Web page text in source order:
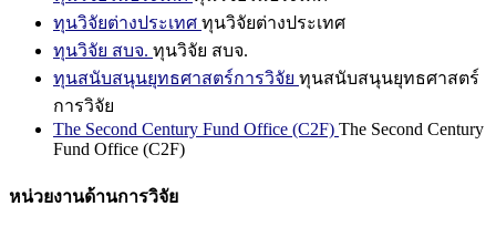
ทุนวิจัยต่างประเทศ ทุนวิจัยต่างประเทศ
ทุนวิจัย สบจ. ทุนวิจัย สบจ.
ทุนสนับสนุนยุทธศาสตร์การวิจัย ทุนสนับสนุนยุทธศาสตร์
การวิจัย
The Second Century Fund Office (C2F) The Second Century
Fund Office (C2F)
หน่วยงานด้านการวิจัย